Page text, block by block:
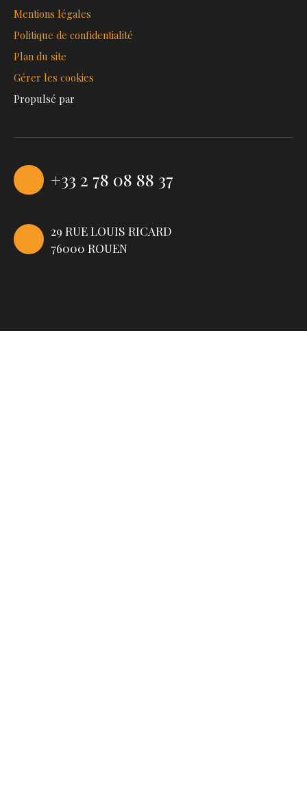
Mentions légales
Politique de confidentialité
Plan du site
Gérer les cookies
Propulsé par
+33 2 78 08 88 37
29 RUE LOUIS RICARD
76000 ROUEN